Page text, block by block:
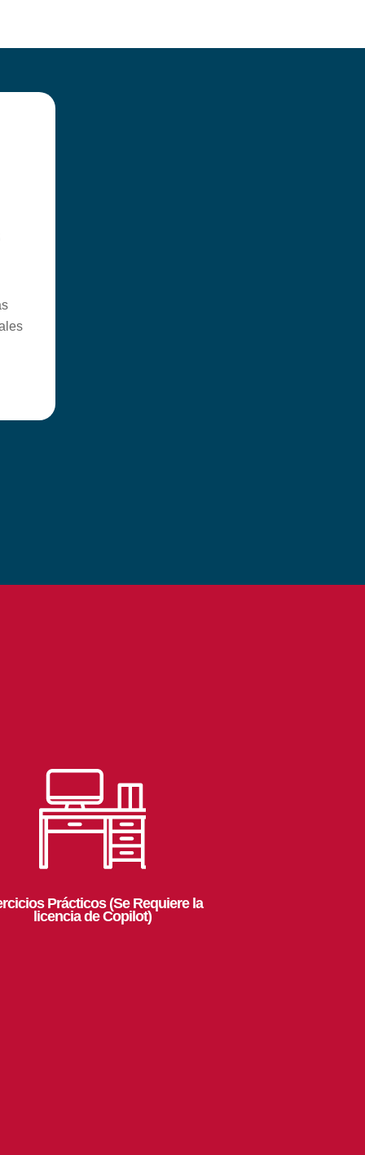
Prácticos (Se Requiere la
licencia de Copilot)